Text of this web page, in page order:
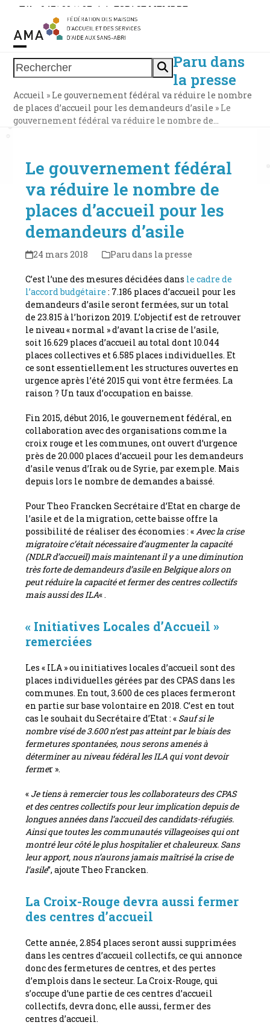
Skip
content
Tél. : 0471 38 11 37 | | ESPACE MEMBRE
Rechercher
Open
mobile
menu
Close
mobile
menu
Paru dans
la presse
Accueil » Le gouvernement fédéral va réduire le nombre
de places d’accueil pour les demandeurs d’asile » Le
gouvernement fédéral va réduire le nombre de…
Le gouvernement fédéral
va réduire le nombre de
places d’accueil pour les
demandeurs d’asile
24 mars 2018 Paru dans la presse
C’est l’une des mesures décidées dans le cadre de
l’accord budgétaire : 7.186 places d’accueil pour les
demandeurs d’asile seront fermées, sur un total
de 23.815 à l’horizon 2019. L’objectif est de retrouver
le niveau « normal » d’avant la crise de l’asile,
soit 16.629 places d’accueil au total dont 10.044
places collectives et 6.585 places individuelles. Et
ce sont essentiellement les structures ouvertes en
urgence après l’été 2015 qui vont être fermées. La
raison ? Un taux d’occupation en baisse.
Fin 2015, début 2016, le gouvernement fédéral, en
collaboration avec des organisations comme la
croix rouge et les communes, ont ouvert d’urgence
près de 20.000 places d’accueil pour les demandeurs
d’asile venus d’Irak ou de Syrie, par exemple. Mais
depuis lors le nombre de demandes a baissé.
Pour Theo Francken Secrétaire d’Etat en charge de
l’asile et de la migration, cette baisse offre la
possibilité de réaliser des économies : «Avec la crise
migratoire c’était nécessaire d’augmenter la capacité
(NDLR d’accueil) mais maintenant il y a une diminution
très forte de demandeurs d’asile en Belgique alors on
peut réduire la capacité et fermer des centres collectifs
mais aussi des ILA« .
« Initiatives Locales d’Accueil »
remerciées
Les « ILA » ou initiatives locales d’accueil sont des
places individuelles gérées par des CPAS dans les
communes. En tout, 3.600 de ces places fermeront
en partie sur base volontaire en 2018. C’est en tout
cas le souhait du Secrétaire d’Etat : « Sauf si le
nombre visé de 3.600 n’est pas atteint par le biais des
fermetures spontanées, nous serons amenés à
déterminer au niveau fédéral les ILA qui vont devoir
fermer ».
« Je tiens à remercier tous les collaborateurs des CPAS
et des centres collectifs pour leur implication depuis de
longues années dans l’accueil des candidats-réfugiés.
Ainsi que toutes les communautés villageoises qui ont
montré leur côté le plus hospitalier et chaleureux. Sans
leur apport, nous n’aurons jamais maîtrisé la crise de
l’asile”, ajoute Theo Francken.
La Croix-Rouge devra aussi fermer
des centres d’accueil
Cette année, 2.854 places seront aussi supprimées
dans les centres d’accueil collectifs, ce qui annonce
donc des fermetures de centres, et des pertes
d’emplois dans le secteur. La Croix-Rouge, qui
s’occupe d’une partie de ces centres d’accueil
collectifs, devra donc, elle aussi, fermer des
centres d’accueil.